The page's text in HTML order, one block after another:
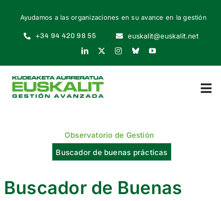
content
Ayudamos a las organizaciones en su avance en la gestión
+34 94 420 98 55 euskalit@euskalit.net
QUIÉNES SOMOS
Observatorio de Gestión
Buscador de buenas prácticas
Buscador de Buenas